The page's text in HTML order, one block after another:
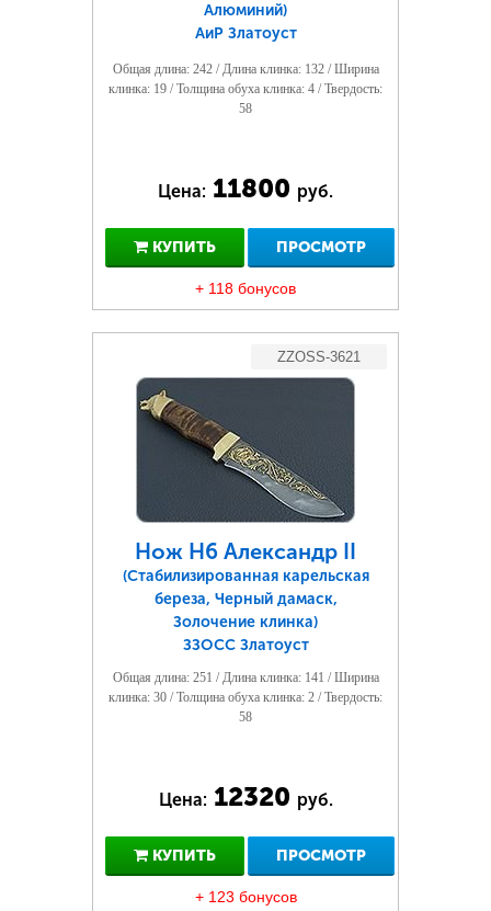
Алюминий)
АиР Златоуст
Общая длина: 242 / Длина клинка: 132 / Ширина
клинка: 19 / Толщина обуха клинка: 4 / Твердость:
58
Цена: 11800 руб.
КУПИТЬ ПРОСМОТР
+ 118 бонусов
ZZOSS-3621
Нож Н6 Александр II
(Стабилизированная карельская
береза, Черный дамаск,
Золочение клинка)
ЗЗОСС Златоуст
Общая длина: 251 / Длина клинка: 141 / Ширина
клинка: 30 / Толщина обуха клинка: 2 / Твердость:
58
Цена: 12320 руб.
КУПИТЬ ПРОСМОТР
+ 123 бонусов